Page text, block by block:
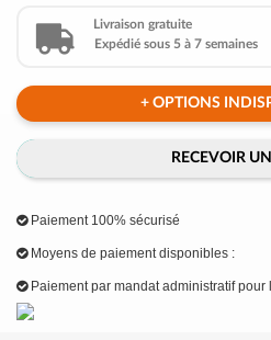
Livraison gratuite
Expédié sous 5 à 7 semaines
+ OPTIONS
RECEVOIR
Paiement 100% sécurisé
Moyens de paiement disponibles :
Paiement par mandat administratif pour